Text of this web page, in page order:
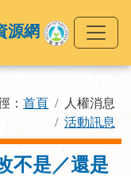
源網
： 首頁
人權消息
活動訊息
不是／還是